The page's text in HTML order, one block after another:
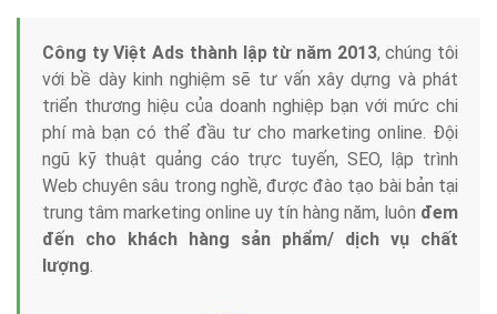
Công ty Việt Ads thành lập từ năm 2013, chúng tôi
với bề dày kinh nghiệm sẽ tư vấn xây dựng và phát
triển thương hiệu của doanh nghiệp bạn với mức chi
phí mà bạn có thể đầu tư cho marketing online. Đội
ngũ kỹ thuật quảng cáo trực tuyến, SEO, lập trình
Web chuyên sâu trong nghề, được đào tạo bài bản tại
trung tâm marketing online uy tín hàng năm, luôn đem
đến cho khách hàng sản phẩm/ dịch vụ chất
lượng.